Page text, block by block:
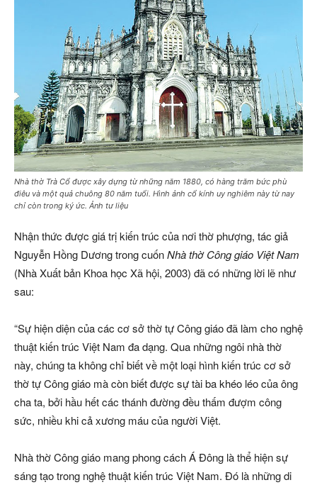
Nhà thờ Trà Cổ được xây dựng từ những năm 1880, có hàng trăm bức phù
điêu và một quả chuông 80 năm tuổi. Hình ảnh cổ kính uy nghiêm này từ nay
chỉ còn trong ký ức. Ảnh tư liệu
Nhận thức được giá trị kiến trúc của nơi thờ phượng, tác giả
Nguyễn Hồng Dương trong cuốnNhà thờ Công giáo Việt Nam
(Nhà Xuất bản Khoa học Xã hội, 2003) đã có những lời lẽ như
sau:
“Sự hiện diện của các cơ sở thờ tự Công giáo đã làm cho nghệ
thuật kiến trúc Việt Nam đa dạng. Qua những ngôi nhà thờ
này, chúng ta không chỉ biết về một loại hình kiến trúc cơ sở
thờ tự Công giáo mà còn biết được sự tài ba khéo léo của ông
cha ta, bởi hầu hết các thánh đường đều thấm đượm công
sức, nhiều khi cả xương máu của người Việt.
Nhà thờ Công giáo mang phong cách Á Đông là thể hiện sự
sáng tạo trong nghệ thuật kiến trúc Việt Nam. Đó là những di